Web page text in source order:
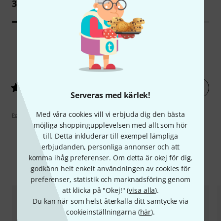
Serveras med kärlek!
Med våra cookies vill vi erbjuda dig den bästa
möjliga shoppingupplevelsen med allt som hör
till. Detta inkluderar till exempel lämpliga
erbjudanden, personliga annonser och att
komma ihåg preferenser. Om detta är okej för dig,
godkänn helt enkelt användningen av cookies för
preferenser, statistik och marknadsföring genom
att klicka på "Okej!" (visa alla).
Du kan när som helst återkalla ditt samtycke via
cookieinställningarna (här).
329 kr
Kundbetyg
Poängpolicy
Jämför alternativ